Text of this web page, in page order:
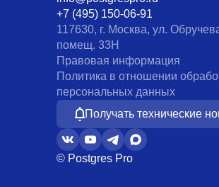
+7 (495) 150-06-91
117630, г. Москва, ул.
помещ. 33Н
Правовая информация
Политика в отношении
персональных данных
Получать технические
© Postgres Pro